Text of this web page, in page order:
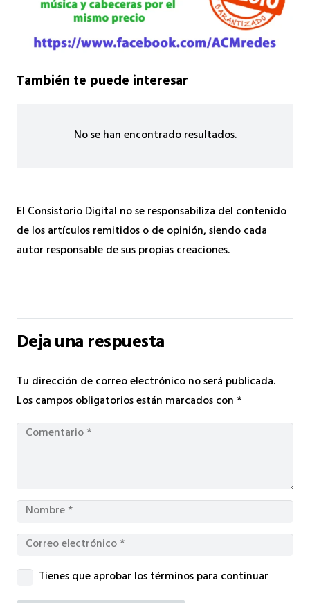
También te puede interesar
No se han encontrado resultados.
El Consistorio Digital no se responsabiliza del contenido
de los artículos remitidos o de opinión, siendo cada
autor responsable de sus propias creaciones.
Deja una respuesta
Tu dirección de correo electrónico no será publicada.
Los campos obligatorios están marcados con*
Tienes que aprobar los términos para continuar